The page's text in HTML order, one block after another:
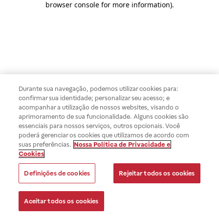
browser console for more information).
Durante sua navegação, podemos utilizar cookies para:
confirmar sua identidade; personalizar seu acesso; e
acompanhar a utilização de nossos websites, visando o
aprimoramento de sua funcionalidade. Alguns cookies são
essenciais para nossos serviços, outros opcionais. Você
poderá gerenciar os cookies que utilizamos de acordo com
suas preferências. Nossa Política de Privacidade e
Cookies
Definições de cookies Rejeitar todos os cookies
Aceitar todos os cookies